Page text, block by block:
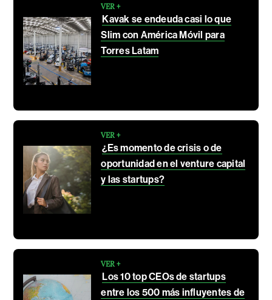
VER +
Kavak se endeuda casi lo que
Slim con América Móvil para
Torres Latam
VER +
¿Es momento de crisis o de
oportunidad en el venture capital
y las startups?
VER +
Los 10 top CEOs de startups
entre los 500 más influyentes de